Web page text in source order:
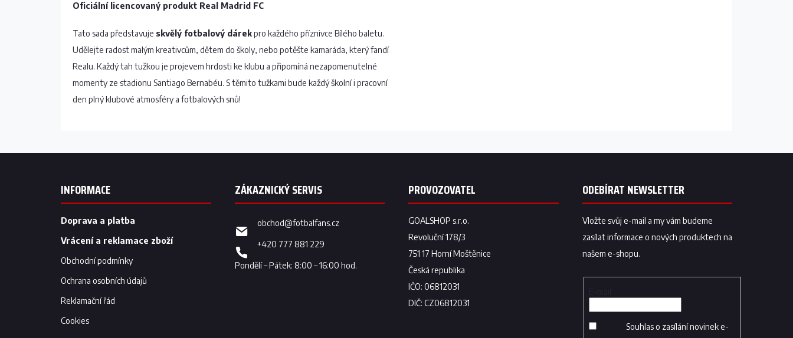
Oficiální licencovaný produkt Real Madrid FC
Tato sada představuje skvělý fotbalový dárekpro každého příznivce Bílého baletu.
Udělejte radost malým kreativcům, dětem do školy, nebo potěšte kamaráda, který fandí
Realu. Každý tah tužkou je projevem hrdosti ke klubu a připomíná nezapomenutelné
momenty ze stadionu Santiago Bernabéu. S těmito tužkami bude každý školní i pracovní
den plný klubové atmosféry a fotbalových snů!
Z
INFORMACE
Doprava a platba
Vrácení a reklamace zboží
Obchodní podmínky
Ochrana osobních údajů
Reklamační řád
Cookies
obchod@fotbalfans.cz
+420 777 881 229
ODEBÍRAT NEWSLETTER
Vložte svůj e-mail a my vám budeme
zasílat informace o nových produktech na
našem e-shopu.
Souhlas o zasílání novinek e-